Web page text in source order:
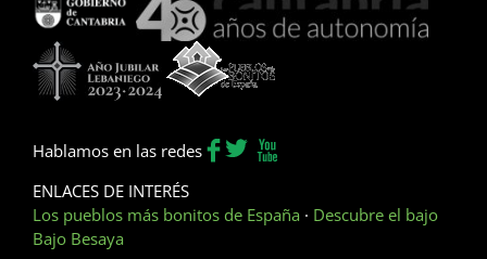
Hablamos en las redes
ENLACES DE INTERÉS
Los pueblos más bonitos de España · Descubre el bajo
Bajo Besaya